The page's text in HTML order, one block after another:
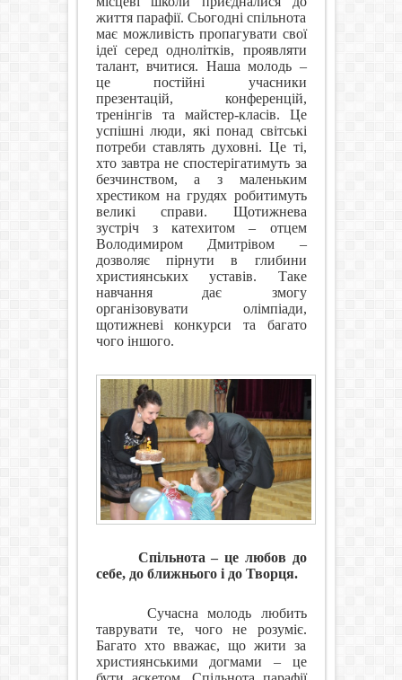
життя парафії. Сьогодні спільнота
має можливість пропагувати свої
ідеї серед однолітків, проявляти
талант, вчитися. Наша молодь –
це постійні учасники
презентацій, конференцій,
тренінгів та майстер-класів. Це
успішні люди, які понад світські
потреби ставлять духовні. Це ті,
хто завтра не спостерігатимуть за
безчинством, а з маленьким
хрестиком на грудях робитимуть
великі справи. Щотижнева
зустріч з катехитом – отцем
Володимиром Дмитрівом –
дозволяє пірнути в глибини
християнських уставів. Таке
навчання дає змогу
організовувати олімпіади,
щотижневі конкурси та багато
чого іншого.
Спільнота – це любов до
себе, до ближнього і до Творця.
Сучасна молодь любить
таврувати те, чого не розуміє.
Багато хто вважає, що жити за
християнськими догмами – це